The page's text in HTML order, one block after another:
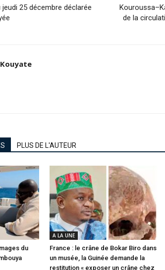
jeudi 25 décembre déclarée
de la
Kouyate
PLUS DE L'AUTEUR
du
A LA UNE
France : le crâne de Bokar Biro dans
un musée, la Guinée demande la
restitution « exposer un crâne chez